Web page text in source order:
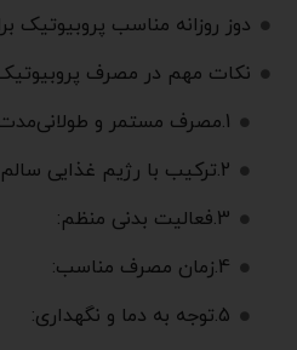
دوز روزانه مناسب
نکات مهم در مصرف
1.مصرف مستمر و طولانی‌مدت:
2.ترکیب با رژیم غذایی سالم:
3.فعالیت بدنی منظم:
4.زمان مصرف مناسب:
5.توجه به دما و نگهداری: